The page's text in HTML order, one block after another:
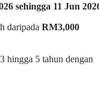
sehingga 11 Jun
daripada RM3,000
hingga 5 tahun dengan